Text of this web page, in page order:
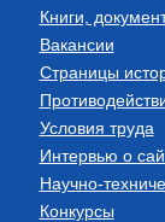
Книги,
Вакансии
Страницы
Условия труда
Интервью о
Научно-
Конкурсы